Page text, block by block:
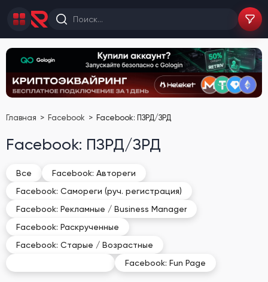
Главная Facebook Facebook: ПЗРД/ЗРД
Facebook: ПЗРД/ЗРД
Все
Facebook: Автореги
Facebook: Самореги (руч. регистрация)
Facebook: Рекламные / Business Manager
Facebook: Раскрученные
Facebook: Старые / Возрастные
Facebook: Fun Page